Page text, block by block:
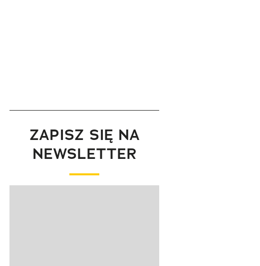
ZAPISZ SIĘ NA
NEWSLETTER